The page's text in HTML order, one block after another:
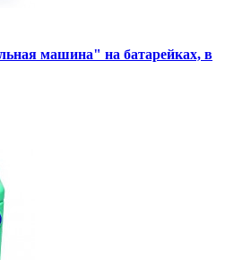
машина" на батарейках, в